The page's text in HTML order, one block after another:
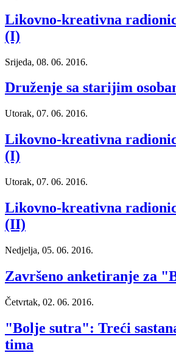
Likovno-kreativna
(I)
Srijeda, 08. 06. 2016.
Druženje sa starijim
Utorak, 07. 06. 2016.
Likovno-kreativna
(I)
Utorak, 07. 06. 2016.
Likovno-kreativna
(II)
Nedjelja, 05. 06. 2016.
Završeno anketiranje za
Četvrtak, 02. 06. 2016.
"Bolje sutra": Treći
tima